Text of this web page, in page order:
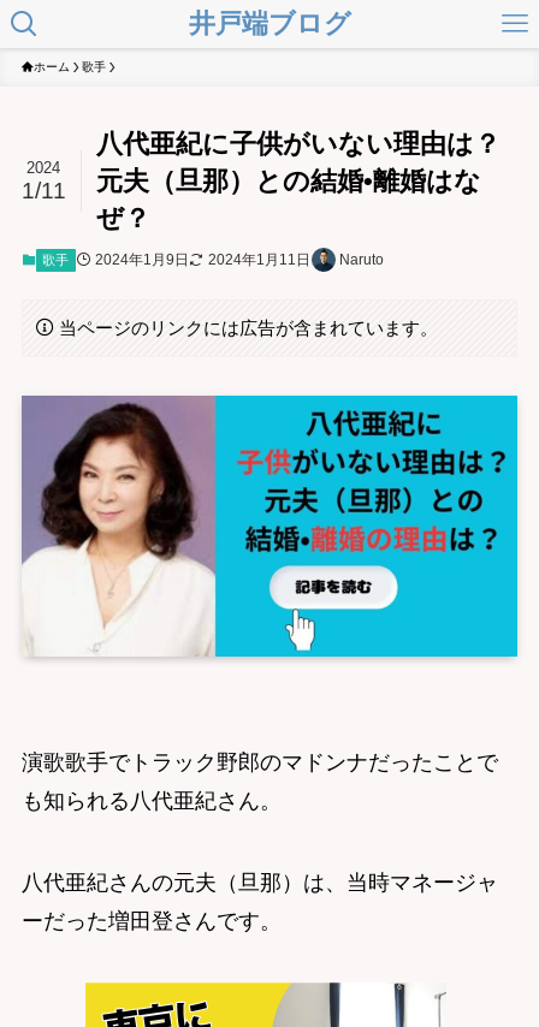
井戸端ブログ
ホーム 歌手
八代亜紀に子供がいない理由は？
元夫（旦那）との結婚•離婚はな
ぜ？
2024
1/11
歌手 2024年1月9日 2024年1月11日 Naruto
当ページのリンクには広告が含まれています。
演歌歌手でトラック野郎のマドンナだったことで
も知られる八代亜紀さん。
八代亜紀さんの元夫（旦那）は、当時マネージャ
ーだった増田登さんです。